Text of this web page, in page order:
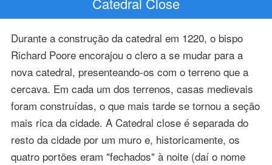
Durante a construção da catedral em 1220, o bispo
Richard Poore encorajou o clero a se mudar para a
nova catedral, presenteando-os com o terreno que a
cercava. Em cada um dos terrenos, casas medievais
foram construídas, o que mais tarde se tornou a seção
mais rica da cidade. A Catedral close é separada do
resto da cidade por um muro e, historicamente, os
quatro portões eram "fechados" à noite (daí o nome